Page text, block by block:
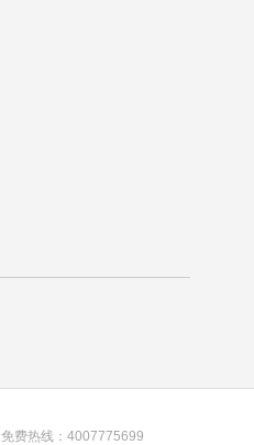
免费热线：4007775699